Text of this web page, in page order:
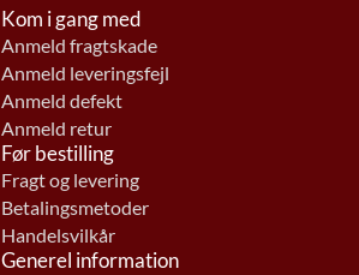
Kom i gang med
Anmeld fragtskade
Anmeld leveringsfejl
Anmeld defekt
Anmeld retur
Før bestilling
Fragt og levering
Betalingsmetoder
Handelsvilkår
Generel information